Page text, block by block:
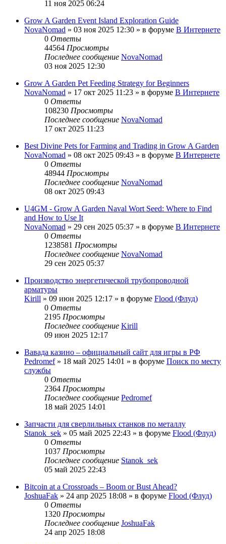
11 ноя 2025 06:24
Grow A Garden Event Island Exploration Guide
NovaNomad » 03 ноя 2025 12:30 » в форуме В Интернете
0 Ответы
44564 Просмотры
Последнее сообщение NovaNomad
03 ноя 2025 12:30
Grow A Garden Pet Feeding Strategy for Beginners
NovaNomad » 17 окт 2025 11:23 » в форуме В Интернете
0 Ответы
108230 Просмотры
Последнее сообщение NovaNomad
17 окт 2025 11:23
Best Divine Pets for Farming and Trading in Grow A Garden
NovaNomad » 08 окт 2025 09:43 » в форуме В Интернете
0 Ответы
48944 Просмотры
Последнее сообщение NovaNomad
08 окт 2025 09:43
U4GM - Grow A Garden Naval Wort Seed: Where to Find
and How to Use It
NovaNomad » 29 сен 2025 05:37 » в форуме В Интернете
0 Ответы
1238581 Просмотры
Последнее сообщение NovaNomad
29 сен 2025 05:37
Производство энергетической трубопроводной
арматуры
Kirill » 09 июн 2025 12:17 » в форуме Flood (Флуд)
0 Ответы
2195 Просмотры
Последнее сообщение Kirill
09 июн 2025 12:17
Вавада казино – официальный сайт для игры в РФ
Pedromef» 18 май 2025 14:01 » в форуме Поиск по месту
службы
0 Ответы
2364 Просмотры
Последнее сообщение Pedromef
18 май 2025 14:01
Запчасти для сверлильных станков по металлу
Stanok_sek » 05 май 2025 22:43 » в форуме Flood (Флуд)
0 Ответы
1037 Просмотры
Последнее сообщение Stanok_sek
05 май 2025 22:43
Bitcoin at a Crossroads – Boom or Bust Ahead?
JoshuaFak » 24 апр 2025 18:08 » в форуме Flood (Флуд)
0 Ответы
1320 Просмотры
Последнее сообщение JoshuaFak
24 апр 2025 18:08